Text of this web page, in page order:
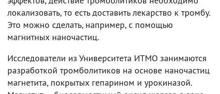
локализовать, то есть доставить лекарство к тромбу.
Это можно сделать, например, с помощью
магнитных наночастиц.
Исследователи из Университета ИТМО занимаются
разработкой тромболитиков на основе наночастиц
магнетита, покрытых гепарином и урокиназой.